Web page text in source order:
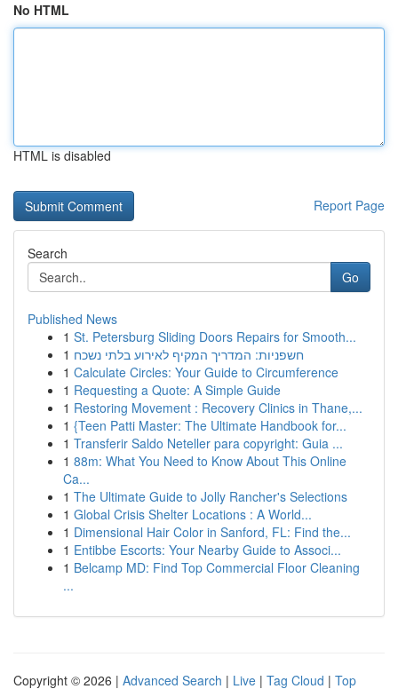
No HTML
HTML is disabled
Report Page
Search
Go
Published News
1 St. Petersburg Sliding Doors Repairs for Smooth...
1 חשפניות: המדריך המקיף לאירוע בלתי נשכח
1 Calculate Circles: Your Guide to Circumference
1 Requesting a Quote: A Simple Guide
1 Restoring Movement : Recovery Clinics in Thane,...
1 {Teen Patti Master: The Ultimate Handbook for...
1 Transferir Saldo Neteller para copyright: Guia ...
1 88m: What You Need to Know About This Online
Ca...
1 The Ultimate Guide to Jolly Rancher's Selections
1 Global Crisis Shelter Locations : A World...
1 Dimensional Hair Color in Sanford, FL: Find the...
1 Entibbe Escorts: Your Nearby Guide to Associ...
1 Belcamp MD: Find Top Commercial Floor Cleaning
...
Copyright © 2026 | Advanced Search | Live | Tag Cloud | Top